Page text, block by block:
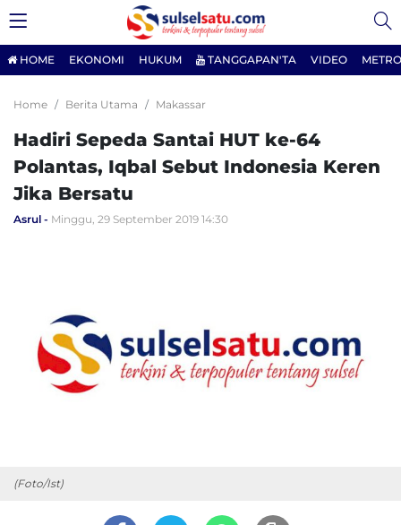
HOME EKONOMI HUKUM TANGGAPAN'TA VIDEO
Home Berita Utama Makassar
Hadiri Sepeda Santai HUT ke-64
Polantas, Iqbal Sebut Indonesia Keren
Jika Bersatu
Asrul Minggu, 29 September 2019 14:30
(Foto/Ist)